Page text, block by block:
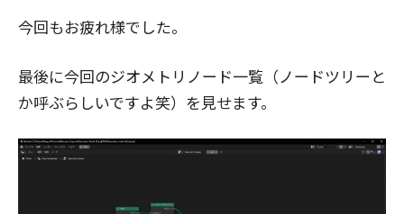
今回もお疲れ様でした。
最後に今回のジオメトリノード一覧（ノードツリーと
か呼ぶらしいですよ笑）を見せます。